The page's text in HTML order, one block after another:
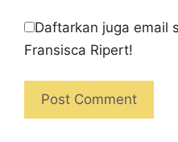
Daftarkan juga email
Fransisca Ripert!